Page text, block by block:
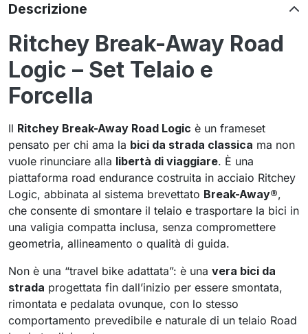
Descrizione
Ritchey Break-Away Road
Logic – Set Telaio e
Forcella
Il Ritchey Break-Away Road Logic è un frameset
pensato per chi ama la bici da strada classica ma non
vuole rinunciare alla libertà di viaggiare. È una
piattaforma road endurance costruita in acciaio Ritchey
Logic, abbinata al sistema brevettato Break-Away®,
che consente di smontare il telaio e trasportare la bici in
una valigia compatta inclusa, senza compromettere
geometria, allineamento o qualità di guida.
Non è una “travel bike adattata”: è una vera bici da
strada progettata fin dall’inizio per essere smontata,
rimontata e pedalata ovunque, con lo stesso
comportamento prevedibile e naturale di un telaio Road